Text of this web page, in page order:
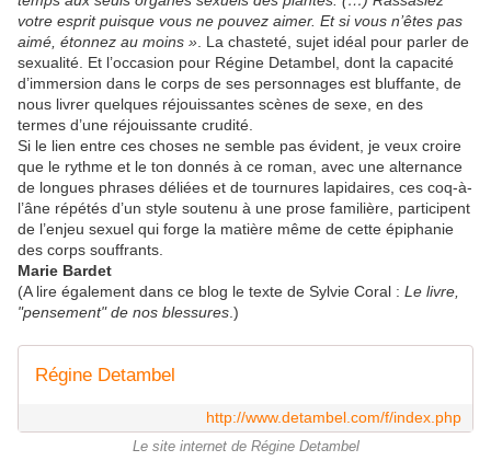
votre esprit puisque vous ne pouvez aimer. Et si vous n’êtes pas
aimé, étonnez au moins » . La chasteté, sujet idéal pour parler de
sexualité. Et l’occasion pour Régine Detambel, dont la capacité
d’immersion dans le corps de ses personnages est bluffante, de
nous livrer quelques réjouissantes scènes de sexe, en des
termes d’une réjouissante crudité.
Si le lien entre ces choses ne semble pas évident, je veux croire
que le rythme et le ton donnés à ce roman, avec une alternance
de longues phrases déliées et de tournures lapidaires, ces coq-à-
l’âne répétés d’un style soutenu à une prose familière, participent
de l’enjeu sexuel qui forge la matière même de cette épiphanie
des corps souffrants.
Marie Bardet
(A lire également dans ce blog le texte de Sylvie Coral : Le livre,
"pensement" de nos blessures .)
Régine Detambel
http://www.detambel.com/f/index.php
Le site internet de Régine Detambel